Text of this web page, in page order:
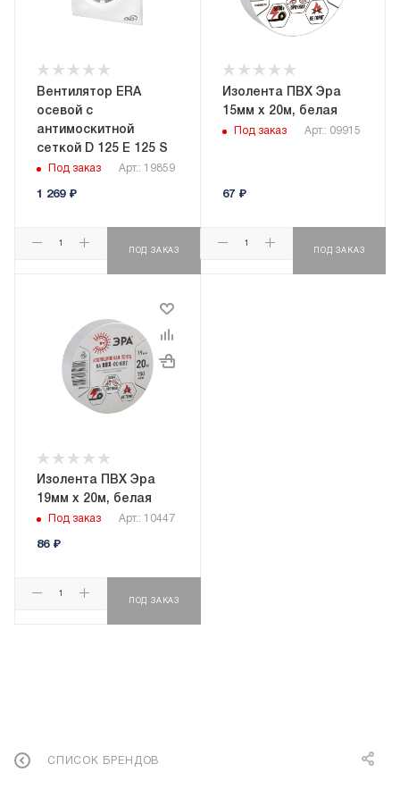
Вентилятор ERA
осевой c
антимоскитной
сеткой D 125 E 125 S
Под заказ Арт.: 19859
1 269₽
ПОД ЗАКАЗ
Изолента ПВХ Эра
15мм х 20м, белая
Под заказ Арт.: 09915
67₽
ПОД ЗАКАЗ
Изолента ПВХ Эра
19мм х 20м, белая
Под заказ Арт.: 10447
86₽
ПОД ЗАКАЗ
СПИСОК БРЕНДОВ